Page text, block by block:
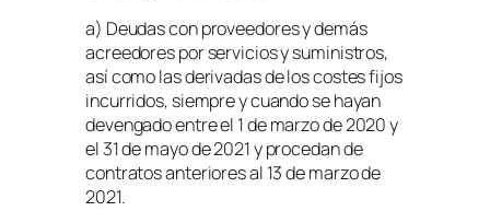
a) Deudas con proveedores y demás
acreedores por servicios y suministros,
así como las derivadas de los costes fijos
incurridos, siempre y cuando se hayan
devengado entre el 1 de marzo de 2020 y
el 31 de mayo de 2021 y procedan de
contratos anteriores al 13 de marzo de
2021.